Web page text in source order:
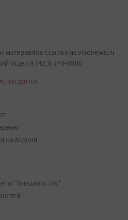
материалов ссылка на vladnews.ru
отдел 8 (423) 249-8800
данных
на ладони
"Владивосток"